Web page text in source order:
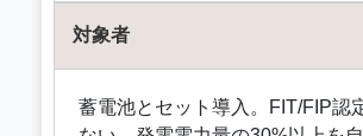
対象者
蓄電池とセット導入。FIT/FIP認